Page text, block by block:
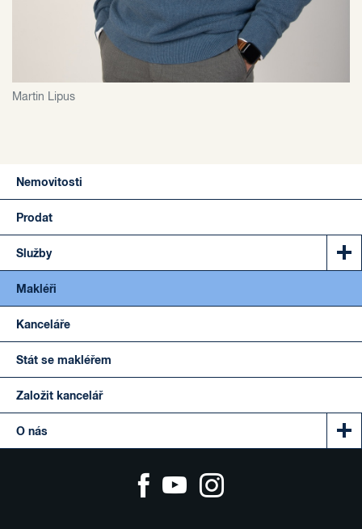
Martin Lipus
Nemovitosti
Prodat
Služby
Makléři
Kanceláře
Stát se makléřem
Založit kancelář
O nás